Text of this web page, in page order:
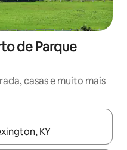
de Parque
casas e muito mais
disponíveis, explore-os